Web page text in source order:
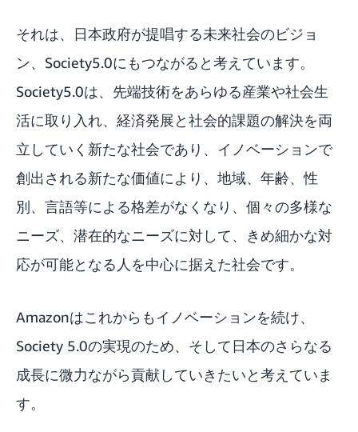
それは、日本政府が提唱する未来社会のビジョ
ン、Society5.0にもつながると考えています。
Society5.0は、先端技術をあらゆる産業や社会生
活に取り入れ、経済発展と社会的課題の解決を両
立していく新たな社会であり、イノベーションで
創出される新たな価値により、地域、年齢、性
別、言語等による格差がなくなり、個々の多様な
ニーズ、潜在的なニーズに対して、きめ細かな対
応が可能となる人を中心に据えた社会です。
Amazonはこれからもイノベーションを続け、
Society 5.0の実現のため、そして日本のさらなる
成長に微力ながら貢献していきたいと考えていま
す。